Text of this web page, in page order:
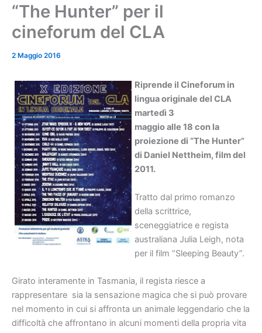
“The Hunter” per il
cineforum del CLA
2 Maggio 2016
Riprende il Cineforum in
lingua originale del CLA
martedì 3
maggio alle 18 con la
proiezione di “The Hunter”
di Daniel Nettheim, film del
2011.
Tratto dal primo romanzo
della scrittrice,
sceneggiatrice e regista
australiana Julia Leigh, nota
per il film “Sleeping Beauty”.
Girato interamente in Tasmania, il regista riesce a
rappresentare sia la sensazione magica che si può provare
nel momento in cui si affronta un animale leggendario che la
difficoltà che affrontano in alcuni momenti della propria vita